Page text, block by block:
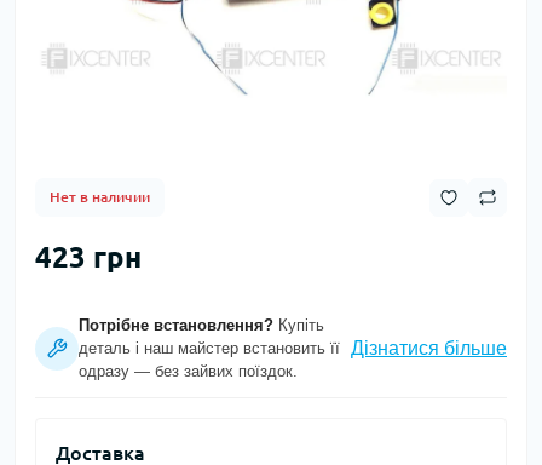
Нет в наличии
423 грн
Потрібне встановлення? Купіть
деталь і наш майстер встановить її
одразу — без зайвих поїздок.
Дізнатися більше
Доставка